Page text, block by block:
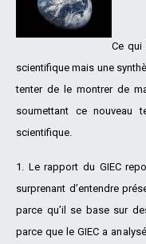
Ce qui
scientifique mais une
tenter de le montrer de
soumettant ce nouveau
scientifique.
1. Le rapport du GIEC
surprenant d’entendre
parce qu’il se base sur
parce que le GIEC a